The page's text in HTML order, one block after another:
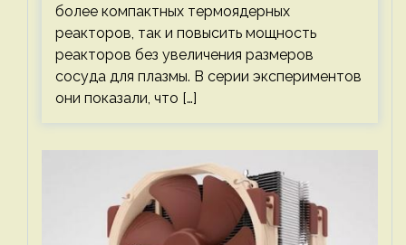
более компактных термоядерных
реакторов, так и повысить мощность
реакторов без увеличения размеров
сосуда для плазмы. В серии экспериментов
они показали, что […]